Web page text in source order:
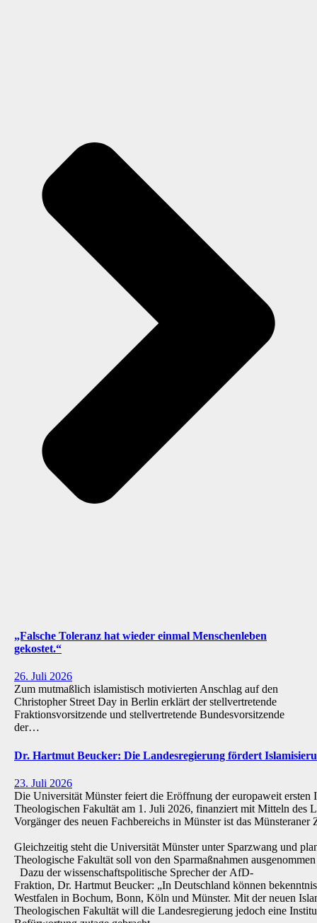
„Falsche Toleranz hat wieder einmal Menschenleben
gekostet.“
26. Juli 2026
Zum mutmaßlich islamistisch motivierten Anschlag auf den
Christopher Street Day in Berlin erklärt der stellvertretende
Fraktionsvorsitzende und stellvertretende Bundesvorsitzende
der…
Dr. Hartmut Beucker: Die Landesregierung fördert
23. Juli 2026
Die Universität Münster feiert die Eröffnung der europaweit ersten
Theologischen Fakultät am 1. Juli 2026, finanziert mit Mitteln des
Vorgänger des neuen Fachbereichs in Münster ist das
Gleichzeitig steht die Universität Münster unter Sparzwang und
Theologische Fakultät soll von den Sparmaßnahmen
Dazu der wissenschaftspolitische Sprecher der AfD-
Fraktion, Dr. Hartmut Beucker: „In Deutschland können
Westfalen in Bochum, Bonn, Köln und Münster. Mit der neuen
Theologischen Fakultät will die Landesregierung jedoch eine